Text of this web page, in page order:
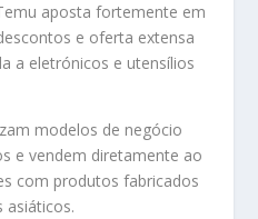
aposta fortemente em
e oferta extensa
a eletrónicos e utensílios
modelos de negócio
e vendem diretamente ao
com produtos fabricados
asiáticos.